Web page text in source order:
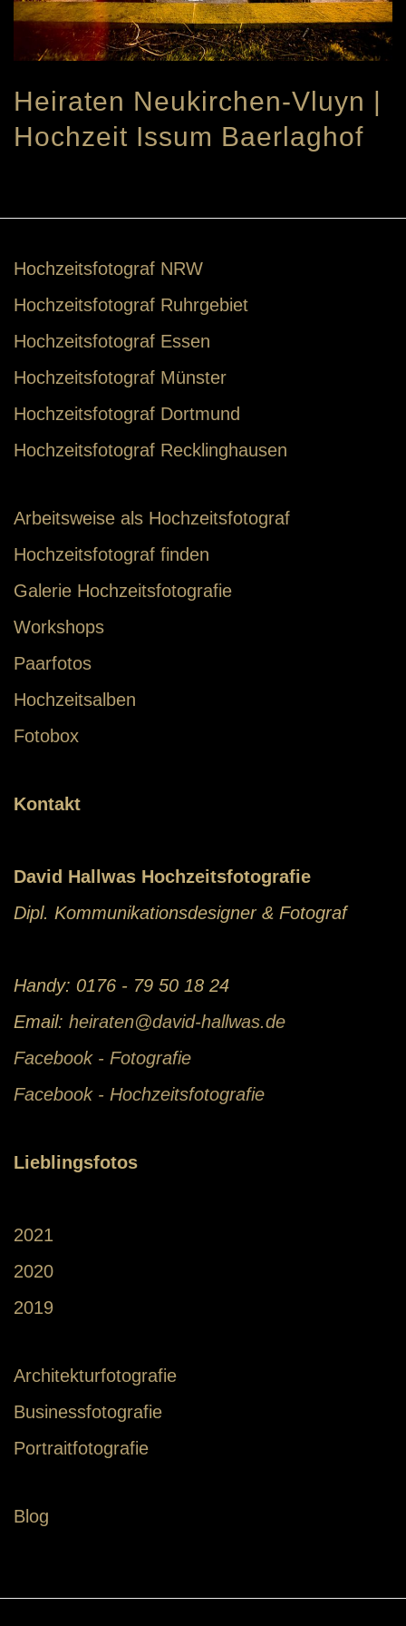
Heiraten Neukirchen-Vluyn |
Hochzeit Issum Baerlaghof
Hochzeitsfotograf NRW
Hochzeitsfotograf Ruhrgebiet
Hochzeitsfotograf Essen
Hochzeitsfotograf Münster
Hochzeitsfotograf Dortmund
Hochzeitsfotograf Recklinghausen
Arbeitsweise als Hochzeitsfotograf
Hochzeitsfotograf finden
Galerie Hochzeitsfotografie
Workshops
Paarfotos
Hochzeitsalben
Fotobox
Kontakt
David Hallwas Hochzeitsfotografie
Dipl. Kommunikationsdesigner & Fotograf
Handy: 0176 - 79 50 18 24
Email: heiraten@david-hallwas.de
Facebook - Fotografie
Facebook - Hochzeitsfotografie
Lieblingsfotos
2021
2020
2019
Architekturfotografie
Businessfotografie
Portraitfotografie
Blog